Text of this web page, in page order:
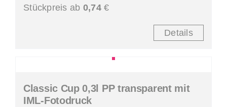
Stückpreis ab 0,74€
Details
Classic Cup 0,3l PP transparent mit
IML-Fotodruck